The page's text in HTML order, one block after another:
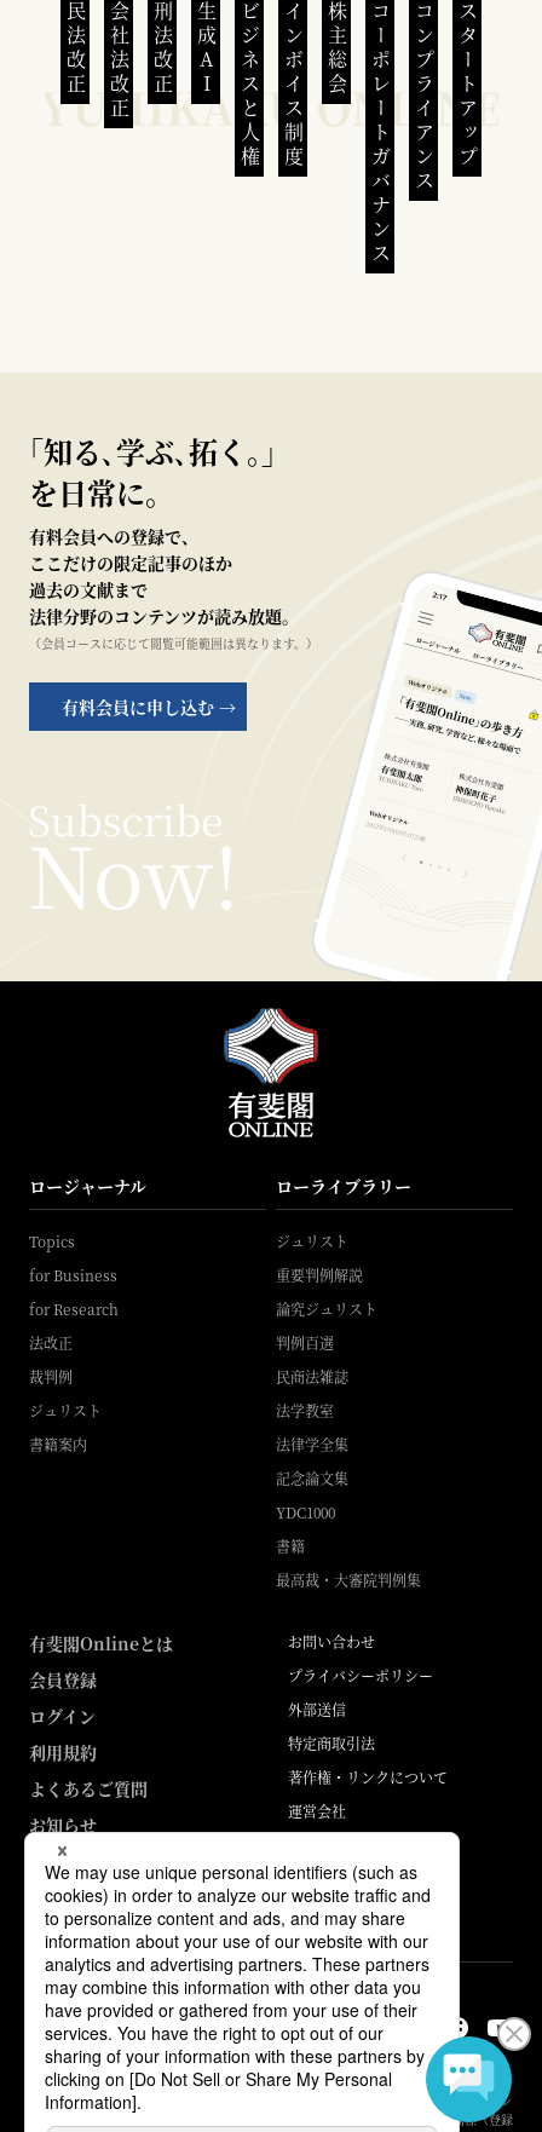
民法改正 会社法改正 刑法改正 生成AI ビジネスと人権インボイス制度 株主総会 コーポレートガバナンスコンプライアンススタートアップ
｢知る､学ぶ､拓く｡｣
を日常に。
有料会員への登録で、
ここだけの限定記事のほか
過去の文献まで
法律分野のコンテンツが読み放題。
（会員コースに応じて閲覧可能範囲は異なります。）
有料会員に申し込む →
ロージャーナル
Topics
for Business
for Research
法改正
裁判例
ジュリスト
書籍案内
ローライブラリー
ジュリスト
重要判例解説
論究ジュリスト
判例百選
民商法雑誌
法学教室
法律学全集
記念論文集
YDC1000
書籍
最高裁・大審院判例集
有斐閣Onlineとは
会員登録
ログイン
利用規約
よくあるご質問
お知らせ
お問い合わせ
プライバシーポリシー
外部送信
特定商取引法
著作権・リンクについて
運営会社
ABJマークは、この電子書店・電子書籍配信サービスが、著作権者からコン
テンツ使用許諾を得た正規版配信サービスであることを示す登録商標（登録